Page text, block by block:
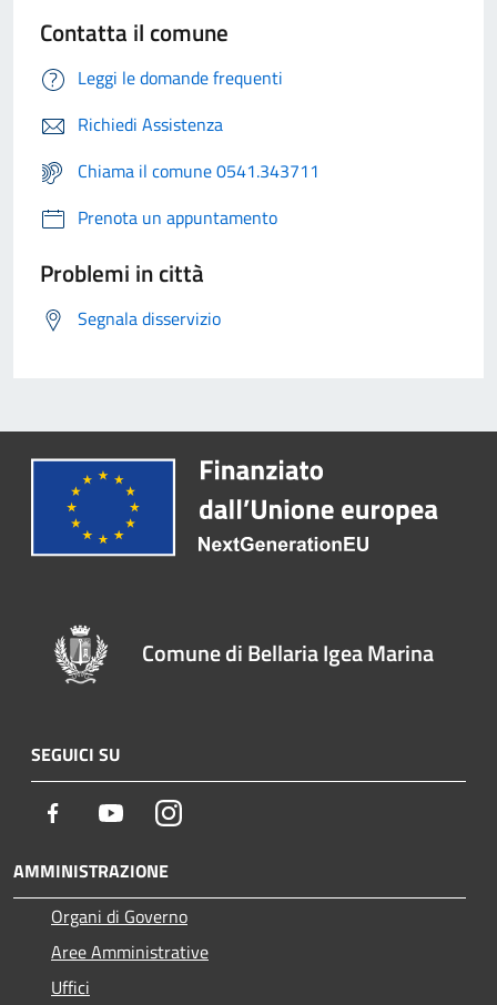
Contatta il comune
Leggi le domande frequenti
Richiedi Assistenza
Chiama il comune 0541.343711
Prenota un appuntamento
Problemi in città
Segnala disservizio
Comune di Bellaria Igea Marina
SEGUICI SU
Facebook YoutubeInstagram
AMMINISTRAZIONE
Organi di Governo
Aree Amministrative
Uffici